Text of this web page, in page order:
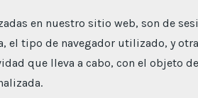
en nuestro sitio web, son de
el tipo de navegador utilizado, y
que lleva a cabo, con el objeto